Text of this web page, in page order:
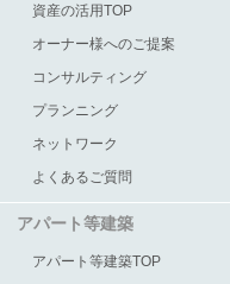
資産の活用TOP
オーナー様へのご提案
コンサルティング
プランニング
ネットワーク
よくあるご質問
アパート等建築
アパート等建築TOP